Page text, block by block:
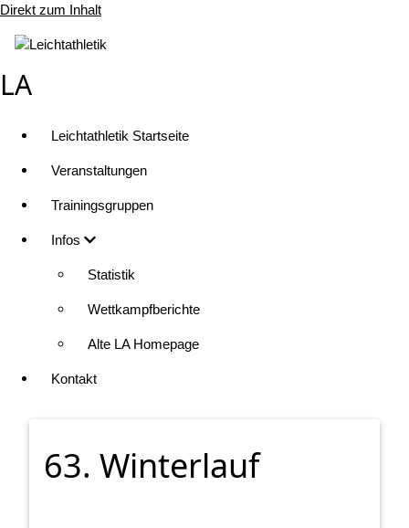
Direkt zum Inhalt
LA
Leichtathletik Startseite
Veranstaltungen
Trainingsgruppen
Infos
Statistik
Wettkampfberichte
Alte LA Homepage
Kontakt
63. Winterlauf